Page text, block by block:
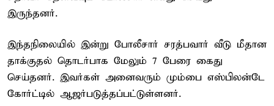
இருந்தனர்.
இந்தநிலையில் இன்று போலீசார் சரத்பவார் வீடு மீதான
தாக்குதல் தொடர்பாக மேலும் 7 பேரை கைது
செய்தனர். இவர்கள் அனைவரும் மும்பை எஸ்பிலன்டே
கோர்ட்டில் ஆஜர்படுத்தப்பட்டுள்ளனர்.